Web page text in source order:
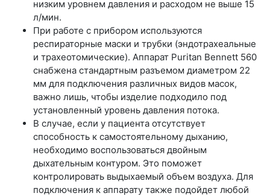
низким уровнем давления и расходом не выше 15
л/мин.
При работе с прибором используются
респираторные маски и трубки (эндотрахеальные
и трахеотомические). Аппарат Puritan Bennett 560
снабжена стандартным разъемом диаметром 22
мм для подключения различных видов масок,
важно лишь, чтобы изделие подходило под
установленный уровень давления потока.
В случае, если у пациента отсутствует
способность к самостоятельному дыханию,
необходимо воспользоваться двойным
дыхательным контуром. Это поможет
контролировать выдыхаемый объем воздуха. Для
подключения к аппарату также подойдет любой